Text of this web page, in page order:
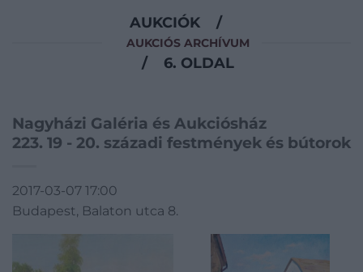
AUKCIÓK /
AUKCIÓS ARCHÍVUM
/ 6. OLDAL
Nagyházi Galéria és Aukciósház
223. 19 - 20. századi festmények és bútorok
2017-03-07 17:00
Budapest, Balaton utca 8.